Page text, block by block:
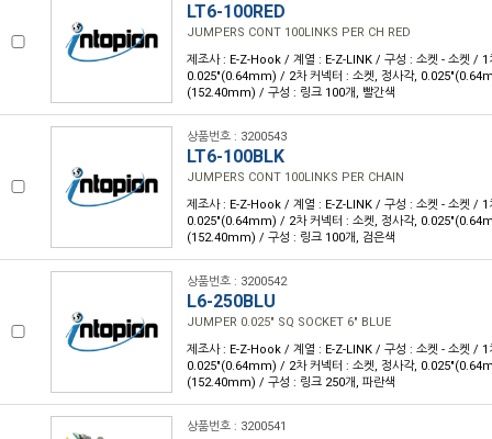
LT6-100RED
JUMPERS CONT 100LINKS PER CH RED
제조사 : E-Z-Hook / 계열 : E-Z-LINK / 구성 : 소켓 - 소켓 / 1
0.025"(0.64mm) / 2차 커넥터 : 소켓, 정사각,
(152.40mm) / 구성 : 링크 100개, 빨간색
상품번호 : 3200543
LT6-100BLK
JUMPERS CONT 100LINKS PER CHAIN
제조사 : E-Z-Hook / 계열 : E-Z-LINK / 구성 : 소켓 - 소켓 / 1
0.025"(0.64mm) / 2차 커넥터 : 소켓, 정사각,
(152.40mm) / 구성 : 링크 100개, 검은색
상품번호 : 3200542
L6-250BLU
JUMPER 0.025" SQ SOCKET 6" BLUE
제조사 : E-Z-Hook / 계열 : E-Z-LINK / 구성 : 소켓 - 소켓 / 1
0.025"(0.64mm) / 2차 커넥터 : 소켓, 정사각,
(152.40mm) / 구성 : 링크 250개, 파란색
상품번호 : 3200541